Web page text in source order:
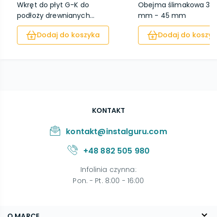
Wkręt do płyt G-K do
podłoży drewnianych...
Dodaj do koszyka
Obejma ślimakowa 30
mm - 45 mm
Dodaj do
KONTAKT
kontakt@instalguru.com
+48 882 505 980
Infolinia czynna:
Pon. - Pt. 8:00 - 16:00